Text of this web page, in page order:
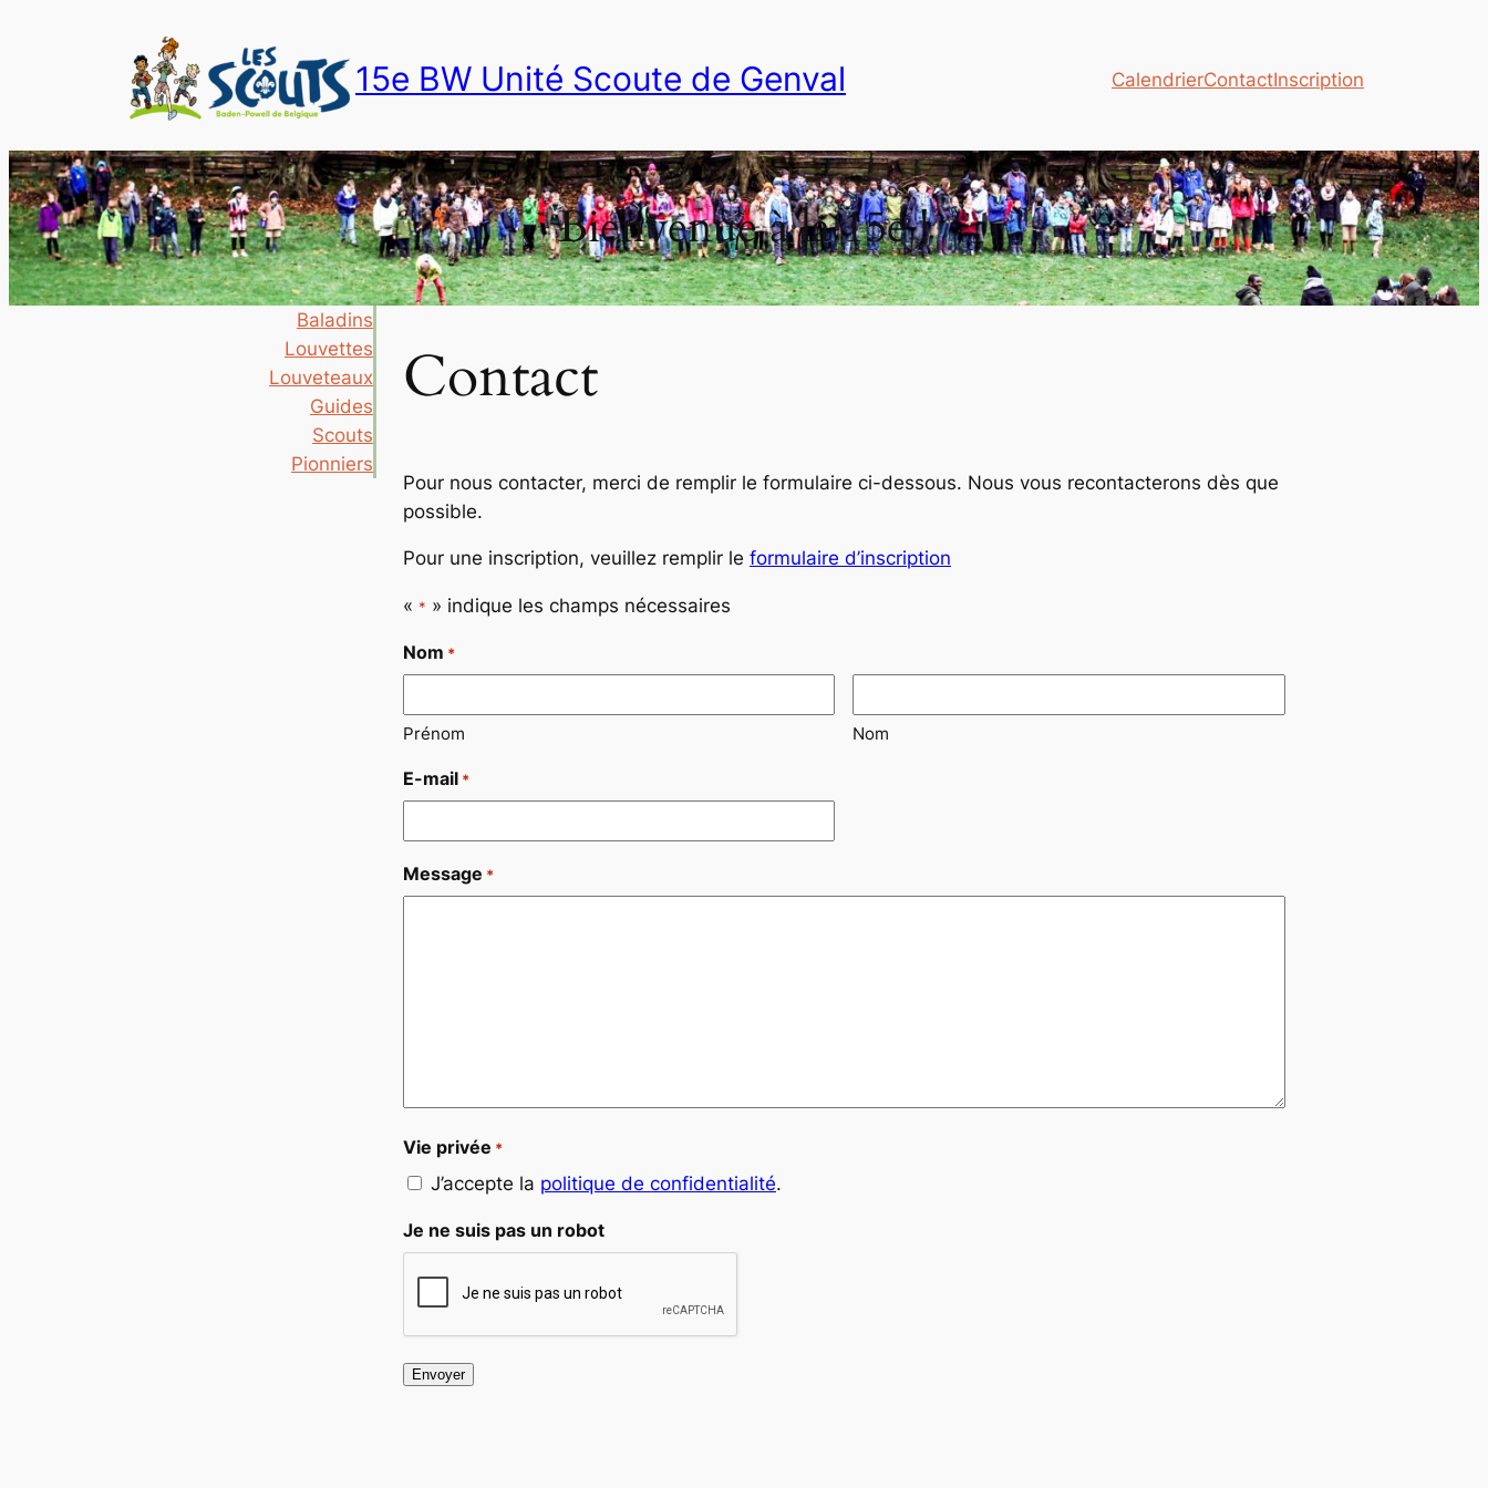
15e BW Unité Scoute de Genval CalendrierContactInscription
Bienvenue à la 15e !
Baladins
Louvettes
Louveteaux
Guides
Scouts
Pionniers
Contact
Pour nous contacter, merci de remplir le formulaire ci-dessous. Nous vous recontacterons dès que
possible.
Pour une inscription, veuillez remplir le formulaire d’inscription
« * » indique les champs nécessaires
Nom *
Prénom Nom
E-mail *
Message *
Vie privée *
J’accepte la politique de confidentialité.
Je ne suis pas un robot